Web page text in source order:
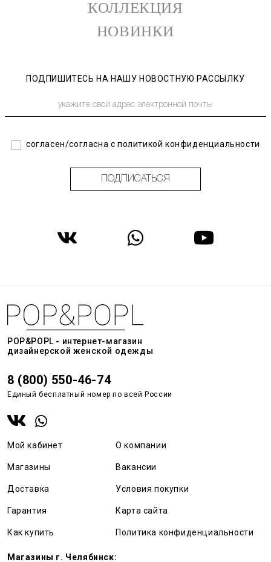
КОЛЛЕКЦИЯ
НОВИНКИ
ПОДПИШИТЕСЬ НА НАШУ НОВОСТНУЮ РАССЫЛКУ
согласен/согласна с политикой конфиденциальности
POP&POPL - интернет-магазин
дизайнерской женской одежды
8 (800) 550-46-74
Единый бесплатный номер по всей России
Мой кабинет
Магазины
Доставка
Гарантия
Как купить
О компании
Вакансии
Условия покупки
Карта сайта
Политика конфиденциальности
Магазины г. Челябинск: